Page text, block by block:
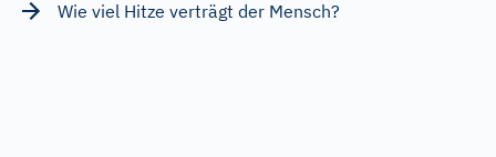
Wie viel Hitze verträgt der Mensch?